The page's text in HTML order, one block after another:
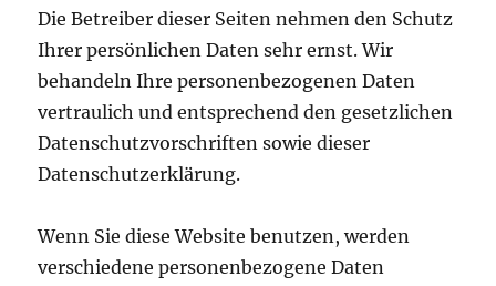
Die Betreiber dieser Seiten nehmen den Schutz
Ihrer persönlichen Daten sehr ernst. Wir
behandeln Ihre personenbezogenen Daten
vertraulich und entsprechend den gesetzlichen
Datenschutzvorschriften sowie dieser
Datenschutzerklärung.
Wenn Sie diese Website benutzen, werden
verschiedene personenbezogene Daten